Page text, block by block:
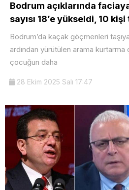
Bodrum açıklarında
sayısı 18’e yükseldi, 10
Bodrum’da kaçak göçmenleri
ardından yürütülen arama kurtarma
çocuğun daha
28 Ekim 2025 Salı 17:47